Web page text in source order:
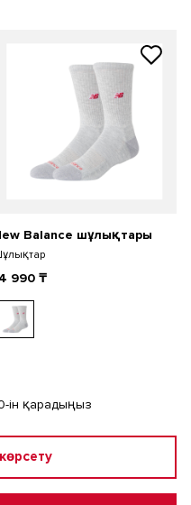
Balance шұлықтары
990 ₸
ін қарадыңыз